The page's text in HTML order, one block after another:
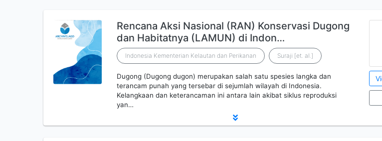
Rencana Aksi Nasional (RAN) Konservasi Dugong
dan Habitatnya (LAMUN) di Indon…
Indonesia Kementerian Kelautan dan Perikanan Suraji [et. al.]
Dugong (Dugong dugon) merupakan salah satu spesies langka dan
terancam punah yang tersebar di sejumlah wilayah di Indonesia.
Kelangkaan dan keterancaman ini antara lain akibat siklus reproduksi
yan…